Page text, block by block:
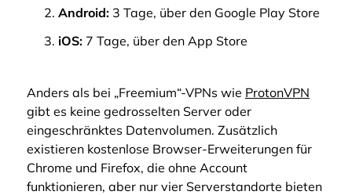
Android:3 Tage, über den Google Play Store
iOS:7 Tage, über den App Store
Anders als bei „Freemium“-VPNs wie ProtonVPN
gibt es keine gedrosselten Server oder
eingeschränktes Datenvolumen. Zusätzlich
existieren kostenlose Browser-Erweiterungen für
Chrome und Firefox, die ohne Account
funktionieren, aber nur vier Serverstandorte bieten